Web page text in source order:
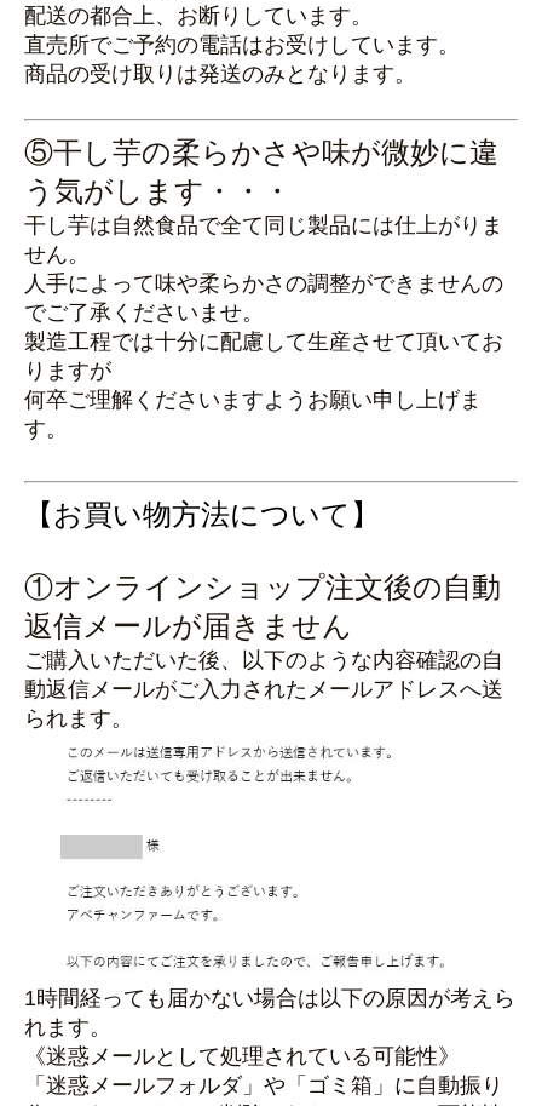
配送の都合上、お断りしています。
直売所でご予約の電話はお受けしています。
商品の受け取りは発送のみとなります。
⑤干し芋の柔らかさや味が微妙に違
う気がします・・・
干し芋は自然食品で全て同じ製品には仕上がりま
せん。
人手によって味や柔らかさの調整ができませんの
でご了承くださいませ。
製造工程では十分に配慮して生産させて頂いてお
りますが
何卒ご理解くださいますようお願い申し上げま
す。
【お買い物方法について】
①オンラインショップ注文後の自動
返信メールが届きません
ご購入いただいた後、以下のような内容確認の自
動返信メールがご入力されたメールアドレスへ送
られます。
1時間経っても届かない場合は以下の原因が考えら
れます。
《迷惑メールとして処理されている可能性》
「迷惑メールフォルダ」や「ゴミ箱」に自動振り